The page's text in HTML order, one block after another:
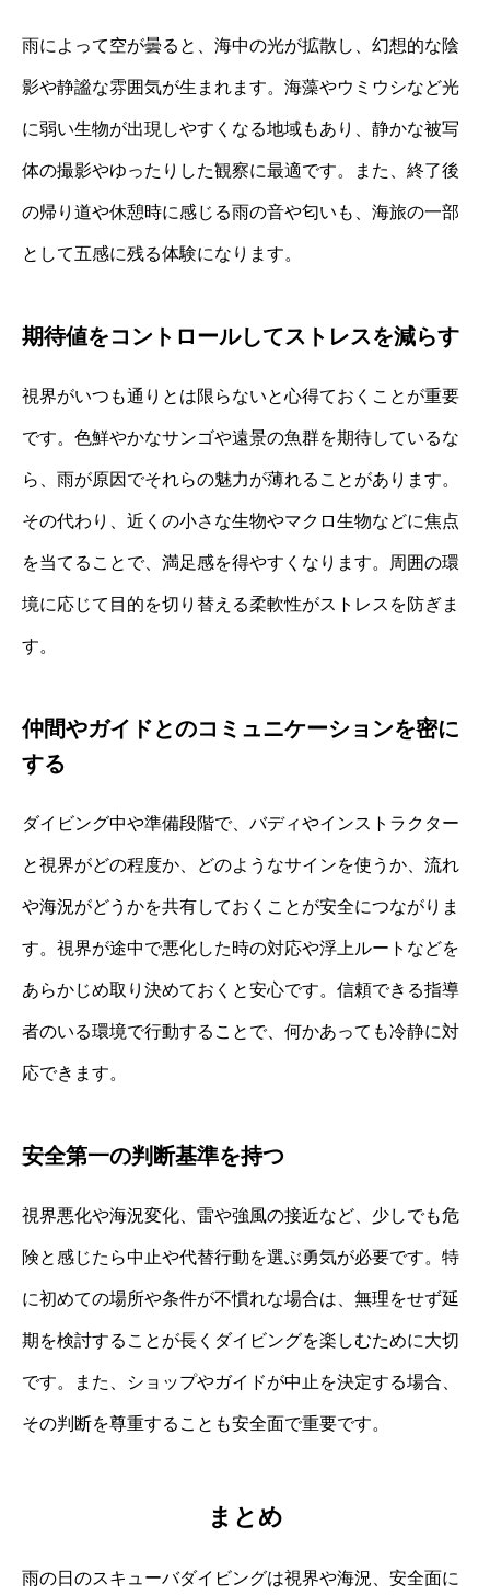
雨によって空が曇ると、海中の光が拡散し、幻想的な陰
影や静謐な雰囲気が生まれます。海藻やウミウシなど光
に弱い生物が出現しやすくなる地域もあり、静かな被写
体の撮影やゆったりした観察に最適です。また、終了後
の帰り道や休憩時に感じる雨の音や匂いも、海旅の一部
として五感に残る体験になります。
期待値をコントロールしてストレスを減らす
視界がいつも通りとは限らないと心得ておくことが重要
です。色鮮やかなサンゴや遠景の魚群を期待しているな
ら、雨が原因でそれらの魅力が薄れることがあります。
その代わり、近くの小さな生物やマクロ生物などに焦点
を当てることで、満足感を得やすくなります。周囲の環
境に応じて目的を切り替える柔軟性がストレスを防ぎま
す。
仲間やガイドとのコミュニケーションを密に
する
ダイビング中や準備段階で、バディやインストラクター
と視界がどの程度か、どのようなサインを使うか、流れ
や海況がどうかを共有しておくことが安全につながりま
す。視界が途中で悪化した時の対応や浮上ルートなどを
あらかじめ取り決めておくと安心です。信頼できる指導
者のいる環境で行動することで、何かあっても冷静に対
応できます。
安全第一の判断基準を持つ
視界悪化や海況変化、雷や強風の接近など、少しでも危
険と感じたら中止や代替行動を選ぶ勇気が必要です。特
に初めての場所や条件が不慣れな場合は、無理をせず延
期を検討することが長くダイビングを楽しむために大切
です。また、ショップやガイドが中止を決定する場合、
その判断を尊重することも安全面で重要です。
まとめ
雨の日のスキューバダイビングは視界や海況、安全面に